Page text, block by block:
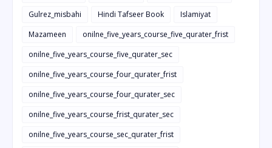
Gulrez_misbahi
Hindi Tafseer Book
Islamiyat
Mazameen
onilne_five_years_course_five_qurater_frist
onilne_five_years_course_five_qurater_sec
onilne_five_years_course_four_qurater_frist
onilne_five_years_course_four_qurater_sec
onilne_five_years_course_frist_qurater_sec
onilne_five_years_course_sec_qurater_frist